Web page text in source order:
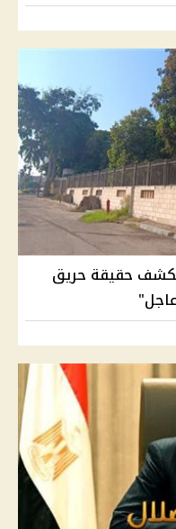
حقيقة حريق